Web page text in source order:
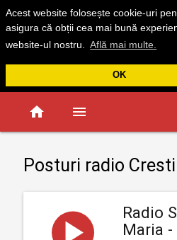
Acest website folosește cookie-uri
asigura că obții cea mai bună
website-ul nostru.
Află mai multe.
OK
home menu
Posturi radio
Radio
Maria -